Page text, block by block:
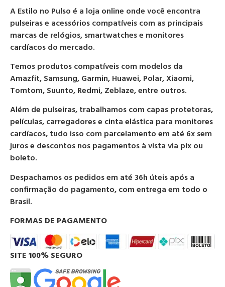
A Estilo no Pulso é a loja online onde você encontra
pulseiras e acessórios compatíveis com as principais
marcas de relógios, smartwatches e monitores
cardíacos do mercado.
Temos produtos compatíveis com modelos da
Amazfit, Samsung, Garmin, Huawei, Polar, Xiaomi,
Tomtom, Suunto, Redmi, Zeblaze, entre outros.
Além de pulseiras, trabalhamos com capas protetoras,
películas, carregadores e cinta elástica para monitores
cardíacos, tudo isso com parcelamento em até 6x sem
juros e descontos nos pagamentos à vista via pix ou
boleto.
Despachamos os pedidos em até 36h úteis após a
confirmação do pagamento, com entrega em todo o
Brasil.
FORMAS DE PAGAMENTO
SITE 100% SEGURO